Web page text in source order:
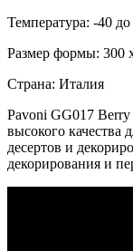
Температура: -40
Размер формы: 300
Страна: Италия
Pavoni GG017 Berry
высокого качества
десертов и
декорирования и